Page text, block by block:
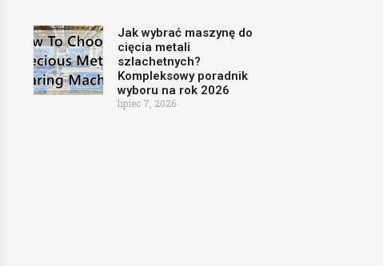
Jak wybrać maszynę do
cięcia metali
szlachetnych?
Kompleksowy poradnik
wyboru na rok 2026
lipiec 7, 2026